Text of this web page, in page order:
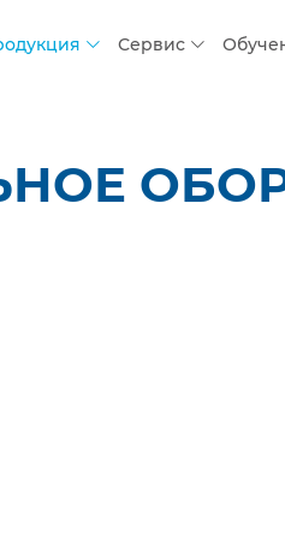
Сервис